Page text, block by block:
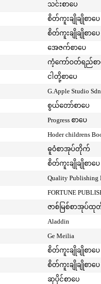
သင်းစာပေ
စိတ်ကူးချိုချိုစာပေ
စိတ်ကူးချိုချိုစာပေ
အေဇက်စာပေ
ကံ့ကော်ဝတ်ရည်စာ
ငါတို့စာပေ
G.Apple Studio
စွယ်တော်စာပေ
Progress စာပေ
Hoder childrens
ဓူဝံစာအုပ်တိုက်
စိတ်ကူးချိုချိုစာပေ
Quality Publishing
FORTUNE
ဇာစ်မြစ်စာအုပ်ထု
Aladdin
Ge Meilia
စိတ်ကူးချိုချိုစာပေ
စိတ်ကူးချိုချိုစာပေ
ဆုပိုင်စာပေ